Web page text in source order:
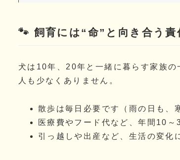
🐾 飼育には“命”と向き合う責
犬は10年、20年と一緒に暮らす家族
人も少なくありません。
散歩は毎日必要です（雨の日も、
医療費やフード代など、年間10
引っ越しや出産など、生活の変化